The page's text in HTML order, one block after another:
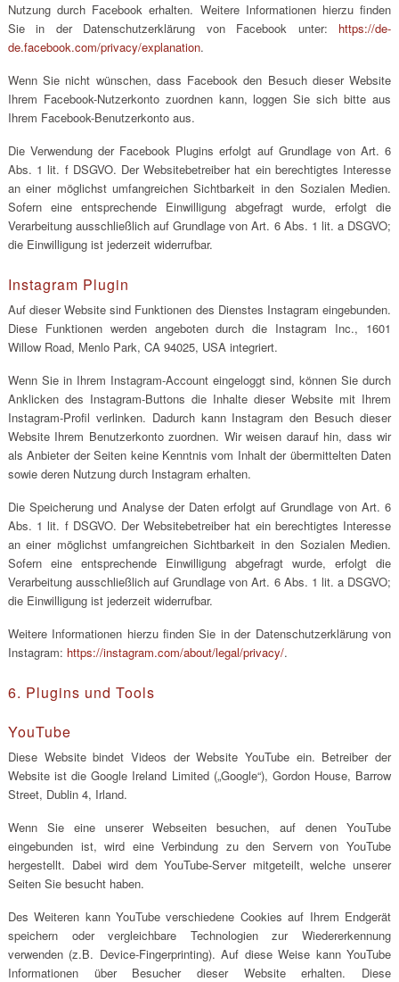
Nutzung durch Facebook erhalten. Weitere Informationen hierzu finden
Sie in der Datenschutzerklärung von Facebook unter: https://de-
de.facebook.com/privacy/explanation.
Wenn Sie nicht wünschen, dass Facebook den Besuch dieser Website
Ihrem Facebook-Nutzerkonto zuordnen kann, loggen Sie sich bitte aus
Ihrem Facebook-Benutzerkonto aus.
Die Verwendung der Facebook Plugins erfolgt auf Grundlage von Art. 6
Abs. 1 lit. f DSGVO. Der Websitebetreiber hat ein berechtigtes Interesse
an einer möglichst umfangreichen Sichtbarkeit in den Sozialen Medien.
Sofern eine entsprechende Einwilligung abgefragt wurde, erfolgt die
Verarbeitung ausschließlich auf Grundlage von Art. 6 Abs. 1 lit. a DSGVO;
die Einwilligung ist jederzeit widerrufbar.
Instagram Plugin
Auf dieser Website sind Funktionen des Dienstes Instagram eingebunden.
Diese Funktionen werden angeboten durch die Instagram Inc., 1601
Willow Road, Menlo Park, CA 94025, USA integriert.
Wenn Sie in Ihrem Instagram-Account eingeloggt sind, können Sie durch
Anklicken des Instagram-Buttons die Inhalte dieser Website mit Ihrem
Instagram-Profil verlinken. Dadurch kann Instagram den Besuch dieser
Website Ihrem Benutzerkonto zuordnen. Wir weisen darauf hin, dass wir
als Anbieter der Seiten keine Kenntnis vom Inhalt der übermittelten Daten
sowie deren Nutzung durch Instagram erhalten.
Die Speicherung und Analyse der Daten erfolgt auf Grundlage von Art. 6
Abs. 1 lit. f DSGVO. Der Websitebetreiber hat ein berechtigtes Interesse
an einer möglichst umfangreichen Sichtbarkeit in den Sozialen Medien.
Sofern eine entsprechende Einwilligung abgefragt wurde, erfolgt die
Verarbeitung ausschließlich auf Grundlage von Art. 6 Abs. 1 lit. a DSGVO;
die Einwilligung ist jederzeit widerrufbar.
Weitere Informationen hierzu finden Sie in der Datenschutzerklärung von
Instagram: https://instagram.com/about/legal/privacy/.
6. Plugins und Tools
YouTube
Diese Website bindet Videos der Website YouTube ein. Betreiber der
Website ist die Google Ireland Limited („Google“), Gordon House, Barrow
Street, Dublin 4, Irland.
Wenn Sie eine unserer Webseiten besuchen, auf denen YouTube
eingebunden ist, wird eine Verbindung zu den Servern von YouTube
hergestellt. Dabei wird dem YouTube-Server mitgeteilt, welche unserer
Seiten Sie besucht haben.
Des Weiteren kann YouTube verschiedene Cookies auf Ihrem Endgerät
speichern oder vergleichbare Technologien zur Wiedererkennung
verwenden (z.B. Device-Fingerprinting). Auf diese Weise kann YouTube
Informationen über Besucher dieser Website erhalten. Diese